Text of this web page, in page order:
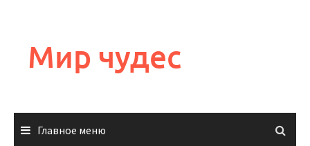
содержимому
Мир чудес
Главное меню